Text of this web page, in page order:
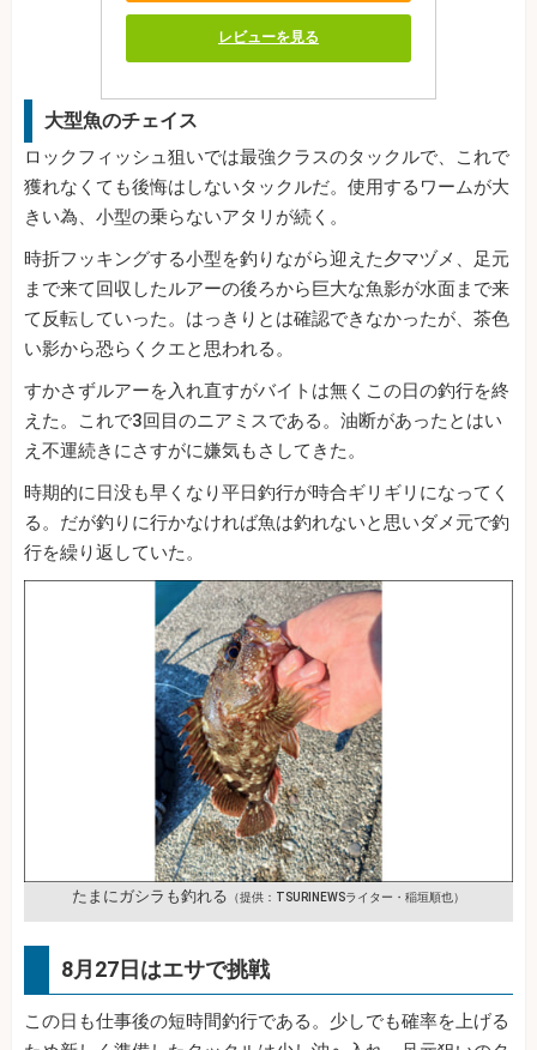
レビューを見る
大型魚のチェイス
ロックフィッシュ狙いでは最強クラスのタックルで、これで
獲れなくても後悔はしないタックルだ。使用するワームが大
きい為、小型の乗らないアタリが続く。
時折フッキングする小型を釣りながら迎えた夕マヅメ、足元
まで来て回収したルアーの後ろから巨大な魚影が水面まで来
て反転していった。はっきりとは確認できなかったが、茶色
い影から恐らくクエと思われる。
すかさずルアーを入れ直すがバイトは無くこの日の釣行を終
えた。これで3回目のニアミスである。油断があったとはい
え不運続きにさすがに嫌気もさしてきた。
時期的に日没も早くなり平日釣行が時合ギリギリになってく
る。だが釣りに行かなければ魚は釣れないと思いダメ元で釣
行を繰り返していた。
たまにガシラも釣れる （提供：TSURINEWSライター・稲垣順也）
8月27日はエサで挑戦
この日も仕事後の短時間釣行である。少しでも確率を上げる